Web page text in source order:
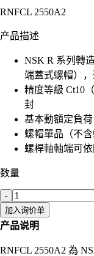
RNFCL 2550A2
产品描述
NSK R 系列轉
端蓋式螺帽），
精度等級 Ct10
封
基本動額定負荷
螺帽單品（不
螺桿軸軸端可
数量
-
加入询价单
产品说明
RNFCL 2550A2 為